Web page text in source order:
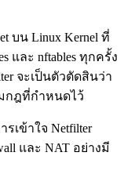
บน Linux Kernel ที่
และ nftables ทุกครั้ง
จะเป็นตัวตัดสินว่า
มกฎที่กำหนดไว้
รเข้าใจ Netfilter
และ NAT อย่างมี